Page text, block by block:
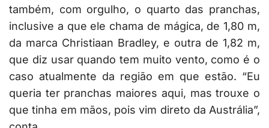
também, com orgulho, o quarto das pranchas,
inclusive a que ele chama de mágica, de 1,80 m,
da marca Christiaan Bradley, e outra de 1,82 m,
que diz usar quando tem muito vento, como é o
caso atualmente da região em que estão. “Eu
queria ter pranchas maiores aqui, mas trouxe o
que tinha em mãos, pois vim direto da Austrália”,